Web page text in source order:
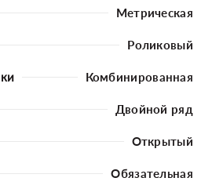
Метрическая
Роликовый
Комбинированная
Двойной ряд
Открытый
Обязательная